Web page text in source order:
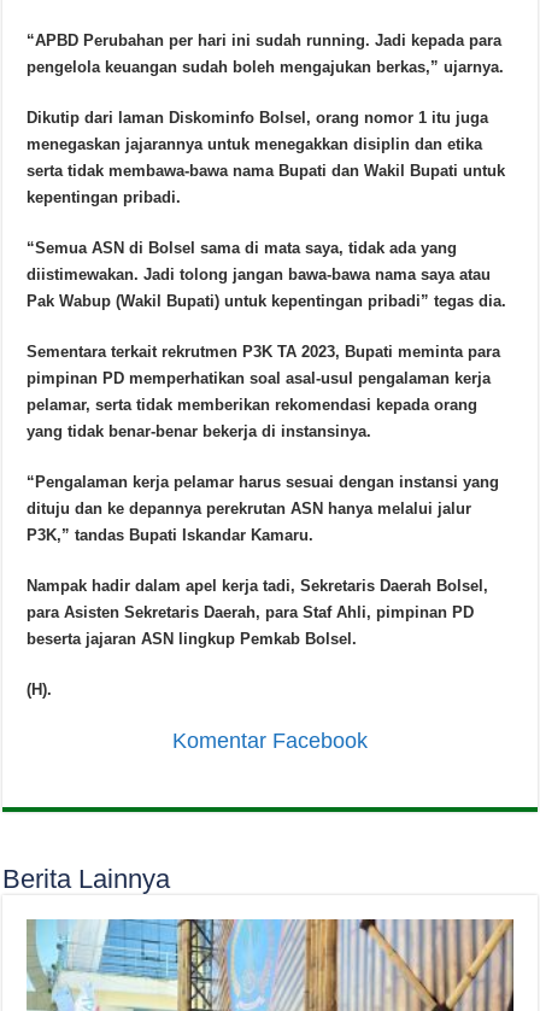
“APBD Perubahan per hari ini sudah running. Jadi kepada para
pengelola keuangan sudah boleh mengajukan berkas,” ujarnya.
Dikutip dari laman Diskominfo Bolsel, orang nomor 1 itu juga
menegaskan jajarannya untuk menegakkan disiplin dan etika
serta tidak membawa-bawa nama Bupati dan Wakil Bupati untuk
kepentingan pribadi.
“Semua ASN di Bolsel sama di mata saya, tidak ada yang
diistimewakan. Jadi tolong jangan bawa-bawa nama saya atau
Pak Wabup (Wakil Bupati) untuk kepentingan pribadi” tegas dia.
Sementara terkait rekrutmen P3K TA 2023, Bupati meminta para
pimpinan PD memperhatikan soal asal-usul pengalaman kerja
pelamar, serta tidak memberikan rekomendasi kepada orang
yang tidak benar-benar bekerja di instansinya.
“Pengalaman kerja pelamar harus sesuai dengan instansi yang
dituju dan ke depannya perekrutan ASN hanya melalui jalur
P3K,” tandas Bupati Iskandar Kamaru.
Nampak hadir dalam apel kerja tadi, Sekretaris Daerah Bolsel,
para Asisten Sekretaris Daerah, para Staf Ahli, pimpinan PD
beserta jajaran ASN lingkup Pemkab Bolsel.
(H).
Komentar Facebook
Berita Lainnya